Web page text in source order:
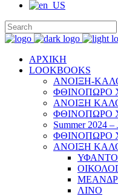
ΑΡΧΙΚΗ
LOOKBOOKS
ΑΝΟΙΞΗ-
ΦΘΙΝΟΠΩΡΟ
ΑΝΟΙΞΗ
ΦΘΙΝΟΠΩΡΟ
Summer 2024
ΦΘΙΝΟΠΩΡΟ
ΑΝΟΙΞΗ
ΥΦΑΝΤΟ
ΛΙΝΟ